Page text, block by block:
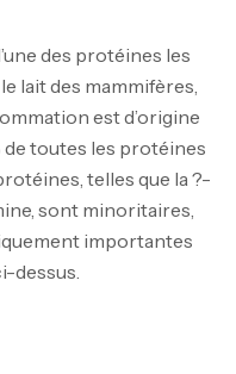
des protéines les
lait des mammifères,
est d’origine
toutes les protéines
telles que la ?-
sont minoritaires,
importantes
dessus.